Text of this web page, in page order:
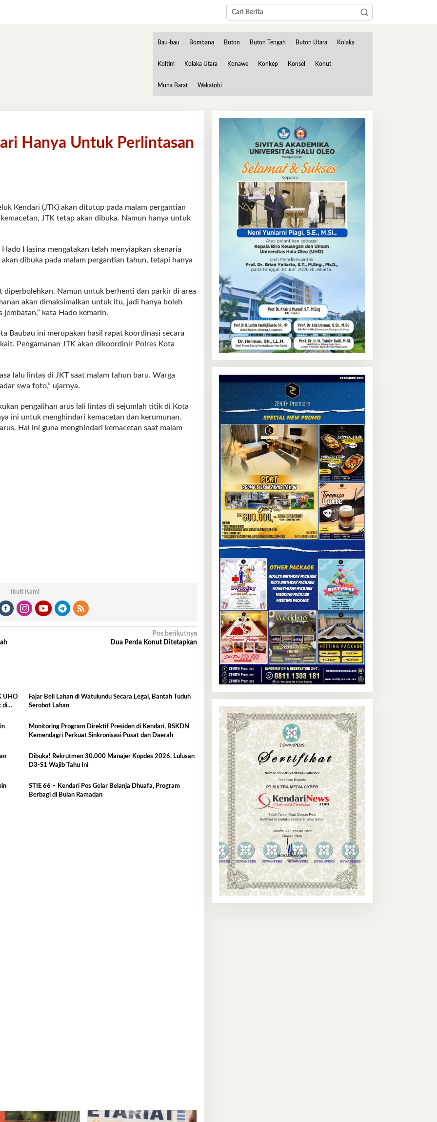
Bau-bau Bombana Buton Buton Tengah Buton Utara Kolaka
Koltim Kolaka Utara Konawe Konkep Konsel Konut
Muna Barat Wakatobi
Hanya Untuk Perlintasan
Kendari (JTK) akan ditutup pada malam pergantian
JTK tetap akan dibuka. Namun hanya untuk
Hasina mengatakan telah menyiapkan skenaria
dibuka pada malam pergantian tahun, tetapi hanya
diperbolehkan. Namun untuk berhenti dan parkir di area
akan dimaksimalkan untuk itu, jadi hanya boleh
kata Hado kemarin.
Baubau ini merupakan hasil rapat koordinasi secara
Pengamanan JTK akan dikoordinir Polres Kota
lalu lintas di JKT saat malam tahun baru. Warga
swa foto,” ujarnya.
pengalihan arus lali lintas di sejumlah titik di Kota
ini untuk menghindari kemacetan dan kerumunan.
Hal ini guna menghindari kemacetan saat malam
Ikuti Kami
Pos berikutnya
Dua Perda Konut Ditetapkan
UHO
di
Fajar Beli Lahan di Watulundu Secara Legal, Bantah Tuduh
Serobot Lahan
Monitoring Program Direktif Presiden di Kendari, BSKDN
Kemendagri Perkuat Sinkronisasi Pusat dan Daerah
Dibuka! Rekrutmen 30.000 Manajer Kopdes 2026, Lulusan
D3-S1 Wajib Tahu Ini
STIE 66 – Kendari Pos Gelar Belanja Dhuafa, Program
Berbagi di Bulan Ramadan